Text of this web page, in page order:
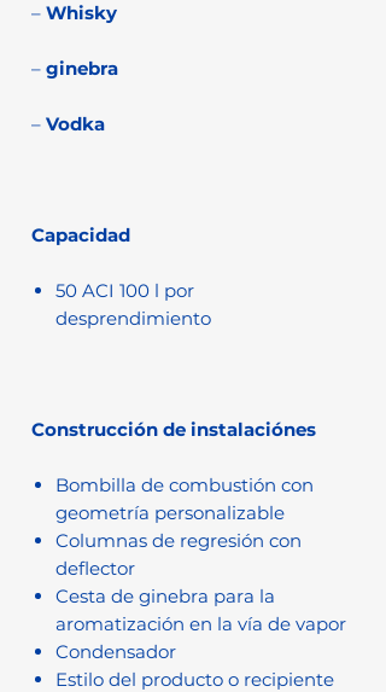
– Whisky
– ginebra
– Vodka
Capacidad
50 ACI 100 l por
desprendimiento
Construcción de instalaciónes
Bombilla de combustión con
geometría personalizable
Columnas de regresión con
deflector
Cesta de ginebra para la
aromatización en la vía de vapor
Condensador
Estilo del producto o recipiente